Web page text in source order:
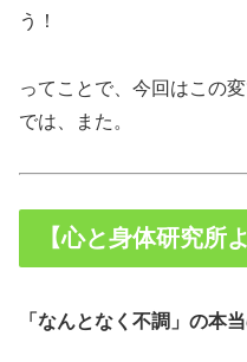
う！
ってことで、今回はこの
では、また。
【心と身体研究所
「なんとなく不調」の本